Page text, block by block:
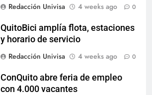
Redacción Univisa
4 weeks ago 0
QuitoBici amplía flota, estaciones
y horario de servicio
Redacción Univisa
4 weeks ago 0
ConQuito abre feria de empleo
con 4.000 vacantes